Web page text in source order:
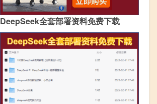
DeepSeek全套部署资料免费下载